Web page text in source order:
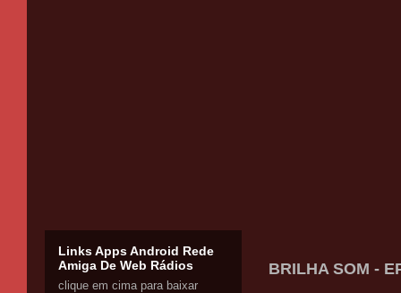
BRILHA SOM -
Links Apps Android Rede
Amiga De Web Rádios
clique em cima para baixar